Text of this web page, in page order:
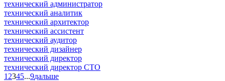
технический администратор
технический аналитик
технический архитектор
технический ассистент
технический аудитор
технический дизайнер
технический директор
технический директор CTO
1 2345...9дальше